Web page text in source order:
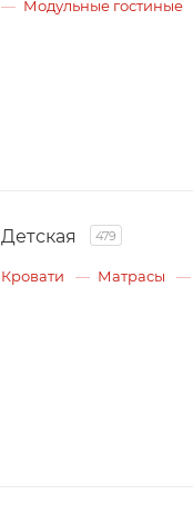
Модульные гостиные
Детская 479
Кровати Матрасы